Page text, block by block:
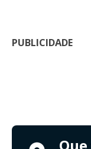
PUBLICIDADE